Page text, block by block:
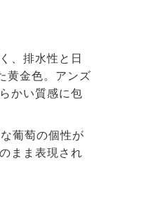
、排水性と日
黄金色。アンズ
かい質感に包
葡萄の個性が
まま表現され